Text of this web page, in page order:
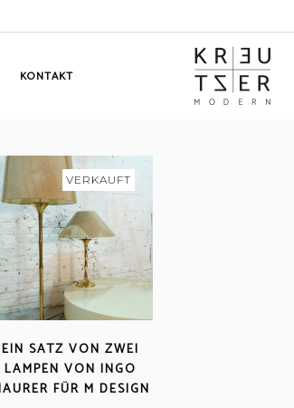
KONTAKT
VERKAUFT
EIN SATZ VON ZWEI
LAMPEN VON INGO
FÜR M DESIGN